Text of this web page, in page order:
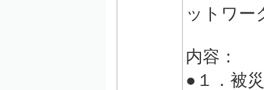
ットワー
内容：
●１．被